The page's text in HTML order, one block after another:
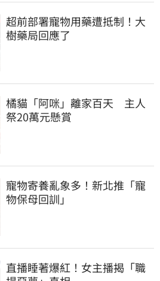
超前部署寵物用藥遭抵制！大
樹藥局回應了
橘貓「阿咪」離家百天　主人
祭20萬元懸賞
寵物寄養亂象多！新北推「寵
物保母回訓」
直播睡著爆紅！女主播揭「職